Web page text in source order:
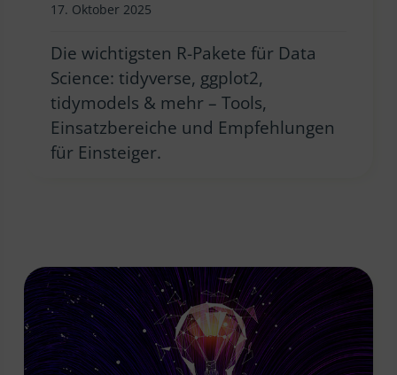
17. Oktober 2025
Die wichtigsten R-Pakete für Data
Science: tidyverse, ggplot2,
tidymodels & mehr – Tools,
Einsatzbereiche und Empfehlungen
für Einsteiger.